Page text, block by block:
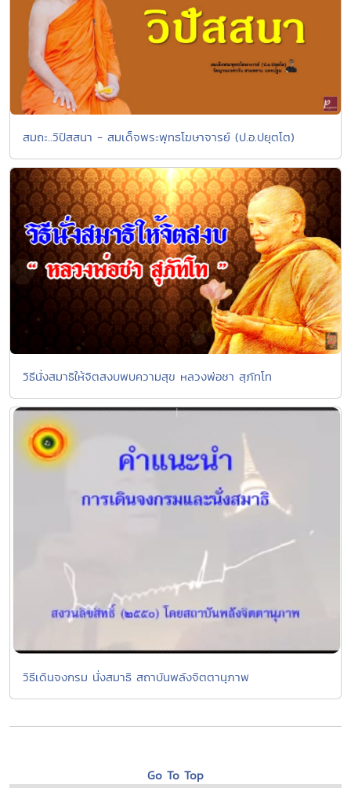
สมถะ..วิปัสสนา - สมเด็จพระพุทธโฆษาจารย์ (ป.อ.ปยุตโต)
วิธีนั่งสมาธิให้จิตสงบพบความสุข หลวงพ่อชา สุภัทโท
วิธีเดินจงกรม นั่งสมาธิ สถาบันพลังจิตตานุภาพ
Go To Top